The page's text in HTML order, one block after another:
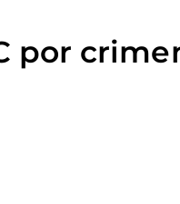
por